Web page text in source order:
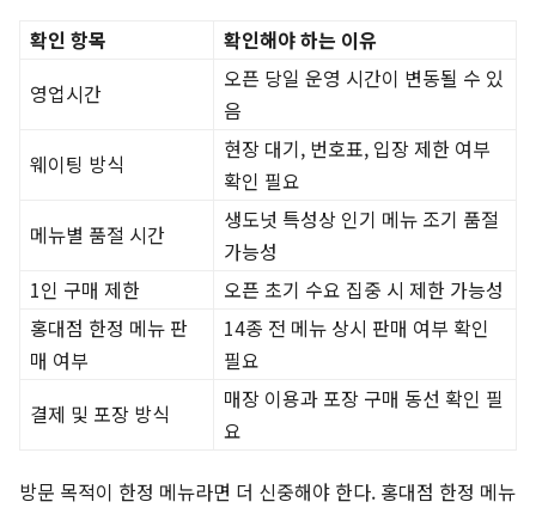
확인 항목
확인해야 하는 이유
영업시간
오픈 당일 운영 시간이 변동될 수 있
음
웨이팅 방식
현장 대기, 번호표, 입장 제한 여부
확인 필요
메뉴별 품절 시간
생도넛 특성상 인기 메뉴 조기 품절
가능성
1인 구매 제한
오픈 초기 수요 집중 시 제한 가능성
홍대점 한정 메뉴 판
매 여부
14종 전 메뉴 상시 판매 여부 확인
필요
결제 및 포장 방식
매장 이용과 포장 구매 동선 확인 필
요
방문 목적이 한정 메뉴라면 더 신중해야 한다. 홍대점 한정 메뉴